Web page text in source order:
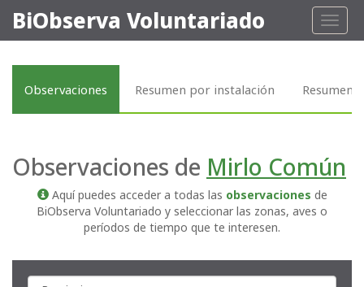
Toggle
BiObserva Voluntariado
Observaciones Resumen por instalación Resumen
Observaciones de Mirlo Común
Aquí puedes acceder a todas las observaciones de
BiObserva Voluntariado y seleccionar las zonas, aves o
períodos de tiempo que te interesen.